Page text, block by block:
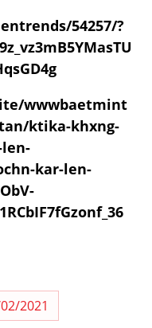
54257/?
wwwbaetmint
ktika-khxng-
kar-len-
2021